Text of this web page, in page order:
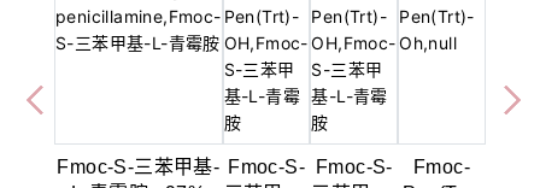
Fmoc-S-三苯甲基- Fmoc-S-
Fmoc-S-
Fmoc-